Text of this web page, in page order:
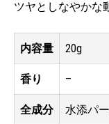
ツヤとしなやかな
内容量 20g
香り –
全成分 水添パ